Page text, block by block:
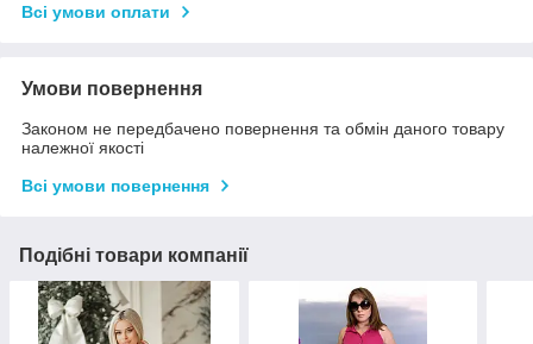
Всі умови оплати
Умови повернення
Законом не передбачено повернення та обмін даного товару
належної якості
Всі умови повернення
Подібні товари компанії